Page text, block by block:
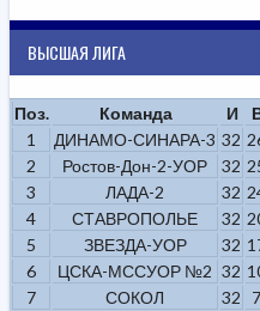
ВЫСШАЯ ЛИГА
Поз. Команда И
1
ДИНАМО-СИНАРА-3 32
2
Ростов-Дон-2-УОР 32
3
ЛАДА-2 32
4
СТАВРОПОЛЬЕ 32
5
ЗВЕЗДА-УОР 32
6
ЦСКА-МССУОР №2 32
7
СОКОЛ 32 7